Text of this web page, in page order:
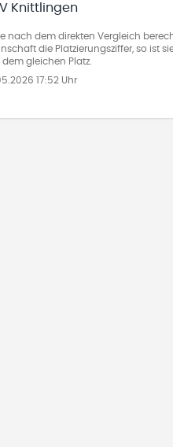
Knittlingen
nach dem direkten Vergleich
die Platzierungsziffer, so ist
gleichen Platz.
17:52 Uhr